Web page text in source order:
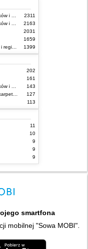
Mitologia : wierzenia i podania Greków i Rzymian
2311
Mitologia : wierzenia i podania Greków i Rzymian
2163
2031
1659
Chrzanów : studia z dziejów miasta i regionu do roku 1939
1399
202
161
Mitologia : wierzenia i podania Greków i Rzymian
143
Niesamowite przygody dziesięciu skarpetek : (czterech prawych i sześciu lewych)
127
113
11
10
9
9
9
smartfona
mobilnej "Sowa MOBI".